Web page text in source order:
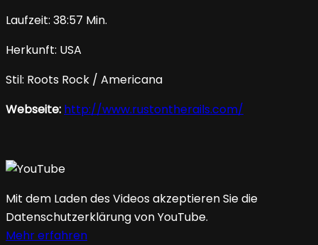
Laufzeit: 38:57 Min.
Herkunft: USA
Stil: Roots Rock / Americana
Webseite: http://www.rustontherails.com/
Mit dem Laden des Videos akzeptieren Sie die
Datenschutzerklärung von YouTube.
Mehr erfahren